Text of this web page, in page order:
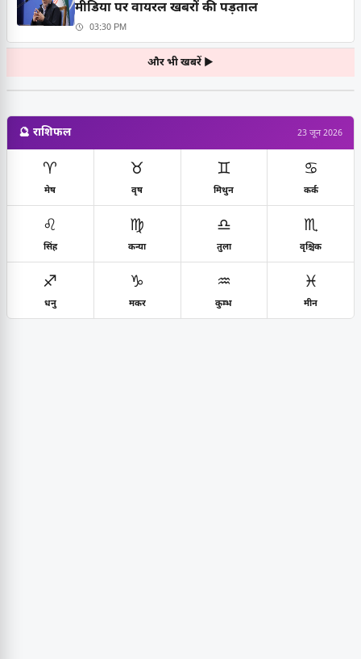
मीडिया पर वायरल खबरों की पड़ताल
03:30 PM
और भी खबरें ▶
🔮 राशिफल 23 जून 2026
♈
मेष
♉
वृष
♊
मिथुन
♋
कर्क
♌
सिंह
♍
कन्या
♎
तुला
♏
वृश्चिक
♐
धनु
♑
मकर
♒
कुम्भ
♓
मीन